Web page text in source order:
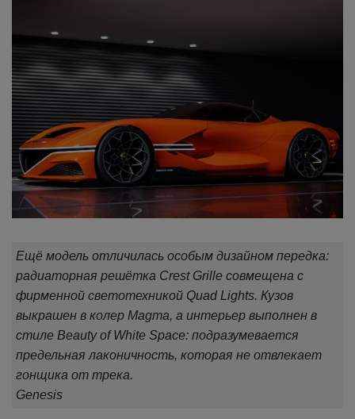
Ещё модель отличилась особым дизайном передка:
радиаторная решётка Crest Grille совмещена с
фирменной светотехникой Quad Lights. Кузов
выкрашен в колер Magma, а интерьер выполнен в
стиле Beauty of White Space: подразумевается
предельная лаконичность, которая не отвлекает
гонщика от трека.
Genesis